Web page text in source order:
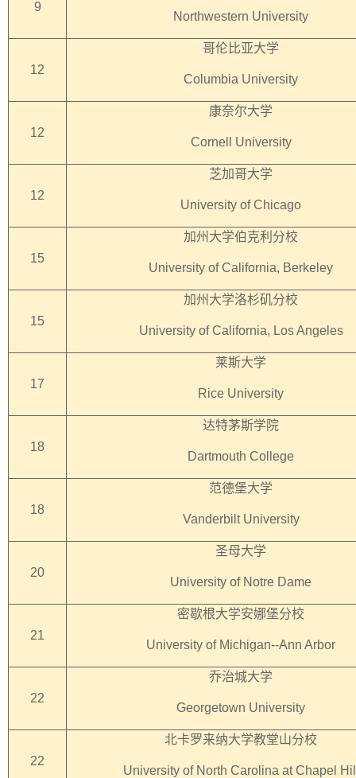
9
Northwestern University
12
哥伦比亚大学
Columbia University
12
康奈尔大学
Cornell University
12
芝加哥大学
University of Chicago
15
加州大学伯克利分校
University of California, Berkeley
15
加州大学洛杉矶分校
University of California, Los Angeles
17
莱斯大学
Rice University
18
达特茅斯学院
Dartmouth College
18
范德堡大学
Vanderbilt University
20
圣母大学
University of Notre Dame
21
密歇根大学安娜堡分校
University of Michigan--Ann Arbor
22
乔治城大学
Georgetown University
22
北卡罗来纳大学教堂山分校
University of North Carolina at Chapel